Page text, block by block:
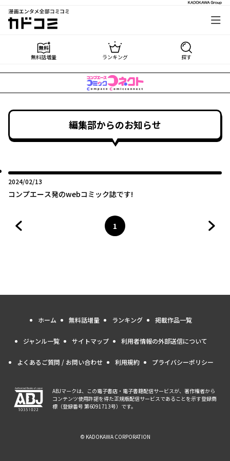
漫画エンタメ全部コミコミ
カドコミ
無料話増量 ランキング 探す
編集部からのお知らせ
2024/02/13
2024年02月13日
コンプエース発のwebコミック誌です!
ページ
1
へ
ホーム 無料話増量 ランキング 掲載作品一覧
ジャンル一覧 サイトマップ 利用者情報の外部送信について
よくあるご質問 / お問い合わせ 利用規約 プライバシーポリシー
ABJマークは、この電子書店・電子書籍配信サービスが、著作権者から
コンテンツ使用許諾を得た正規版配信サービスであることを示す登録商
標（登録番号 第6091713号）です。
© KADOKAWA CORPORATION